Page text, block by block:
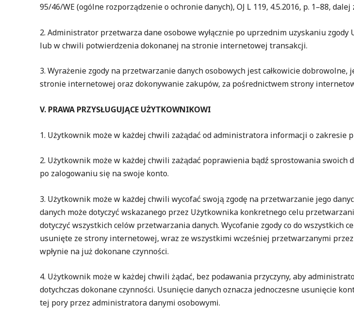
95/46/WE (ogólne rozporządzenie o ochronie danych), OJ L 119, 4.5.2016, p. 1–88, dalej
2. Administrator przetwarza dane osobowe wyłącznie po uprzednim uzyskaniu
lub w chwili potwierdzenia dokonanej na stronie internetowej transakcji.
3. Wyrażenie zgody na przetwarzanie danych osobowych jest całkowicie
stronie internetowej oraz dokonywanie zakupów, za pośrednictwem strony
V. PRAWA PRZYSŁUGUJĄCE UŻYTKOWNIKOWI
1. Użytkownik może w każdej chwili zażądać od administratora informacji o zakresie
2. Użytkownik może w każdej chwili zażądać poprawienia bądź sprostowania
po zalogowaniu się na swoje konto.
3. Użytkownik może w każdej chwili wycofać swoją zgodę na przetwarzanie jego
danych może dotyczyć wskazanego przez Użytkownika konkretnego celu
dotyczyć wszystkich celów przetwarzania danych. Wycofanie zgody co do
usunięte ze strony internetowej, wraz ze wszystkimi wcześniej przetwarzanymi
wpłynie na już dokonane czynności.
4. Użytkownik może w każdej chwili żądać, bez podawania przyczyny, aby
dotychczas dokonane czynności. Usunięcie danych oznacza jednoczesne usunięcie
tej pory przez administratora danymi osobowymi.